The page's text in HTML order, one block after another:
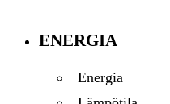
ENERGIA
Energia